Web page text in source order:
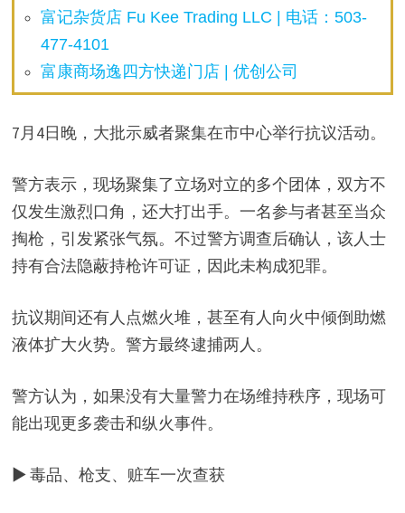
富记杂货店 Fu Kee Trading LLC | 电话：503-
477-4101
富康商场逸四方快递门店 | 优创公司
7月4日晚，大批示威者聚集在市中心举行抗议活动。
警方表示，现场聚集了立场对立的多个团体，双方不
仅发生激烈口角，还大打出手。一名参与者甚至当众
掏枪，引发紧张气氛。不过警方调查后确认，该人士
持有合法隐蔽持枪许可证，因此未构成犯罪。
抗议期间还有人点燃火堆，甚至有人向火中倾倒助燃
液体扩大火势。警方最终逮捕两人。
警方认为，如果没有大量警力在场维持秩序，现场可
能出现更多袭击和纵火事件。
▶ 毒品、枪支、赃车一次查获